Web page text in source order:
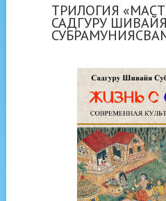
ТРИЛОГИЯ
САДГУРУ ШИВАЙЯ